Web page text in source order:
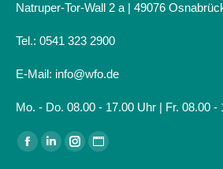
Natruper-Tor-Wall 2 a | 49076
Tel.: 0541 323 2900
E-Mail: info@wfo.de
Mo. - Do. 08.00 - 17.00 Uhr | Fr. 08.00 -
Finden Sie uns auf:
Facebook
LinkedinInstagram
Website